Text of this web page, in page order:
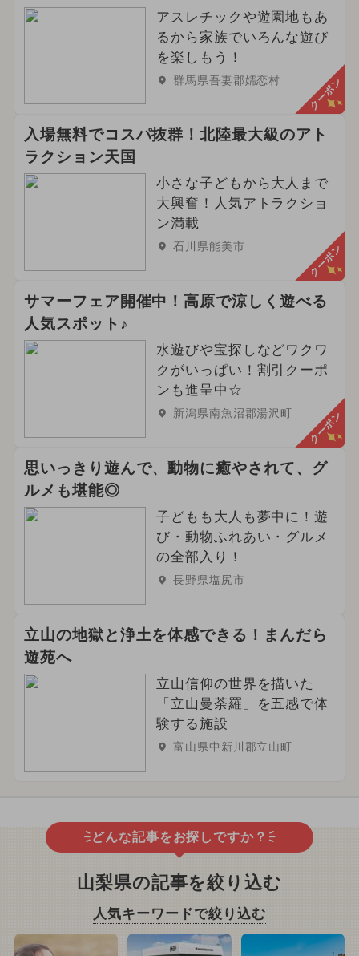
アスレチックや遊園地もあ
るから家族でいろんな遊び
を楽しもう！
群馬県吾妻郡嬬恋村 クーポン
入場無料でコスパ抜群！北陸最大級のアト
ラクション天国
小さな子どもから大人まで
大興奮！人気アトラクショ
ン満載
石川県能美市 クーポン
サマーフェア開催中！高原で涼しく遊べる
人気スポット♪
水遊びや宝探しなどワクワ
クがいっぱい！割引クーポ
ンも進呈中☆
新潟県南魚沼郡湯沢町 クーポン
思いっきり遊んで、動物に癒やされて、グ
ルメも堪能◎
子どもも大人も夢中に！遊
び・動物ふれあい・グルメ
の全部入り！
長野県塩尻市
立山の地獄と浄土を体感できる！まんだら
遊苑へ
立山信仰の世界を描いた
「立山曼荼羅」を五感で体
験する施設
富山県中新川郡立山町
どんな記事をお探しですか？
山梨県の記事を絞り込む
人気キーワードで絞り込む